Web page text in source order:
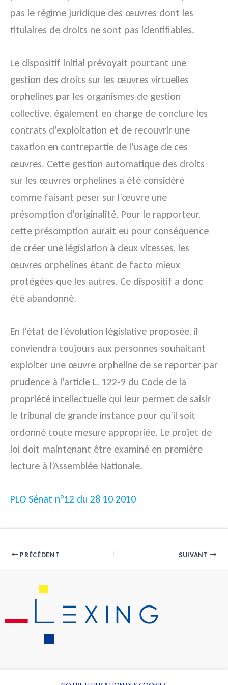
pas le régime juridique des œuvres dont les
titulaires de droits ne sont pas identifiables.
Le dispositif initial prévoyait pourtant une
gestion des droits sur les œuvres virtuelles
orphelines par les organismes de gestion
collective, également en charge de conclure les
contrats d’exploitation et de recouvrir une
taxation en contrepartie de l’usage de ces
œuvres. Cette gestion automatique des droits
sur les œuvres orphelines a été considéré
comme faisant peser sur l’œuvre une
présomption d’originalité. Pour le rapporteur,
cette présomption aurait eu pour conséquence
de créer une législation à deux vitesses, les
œuvres orphelines étant de facto mieux
protégées que les autres. Ce dispositif a donc
été abandonné.
En l’état de l’évolution législative proposée, il
conviendra toujours aux personnes souhaitant
exploiter une œuvre orpheline de se reporter par
prudence à l’article L. 122-9 du Code de la
propriété intellectuelle qui leur permet de saisir
le tribunal de grande instance pour qu’il soit
ordonné toute mesure appropriée. Le projet de
loi doit maintenant être examiné en première
lecture à l’Assemblée Nationale.
PLO Sénat n°12 du 28 10 2010
PRÉCÉDENT SUIVANT